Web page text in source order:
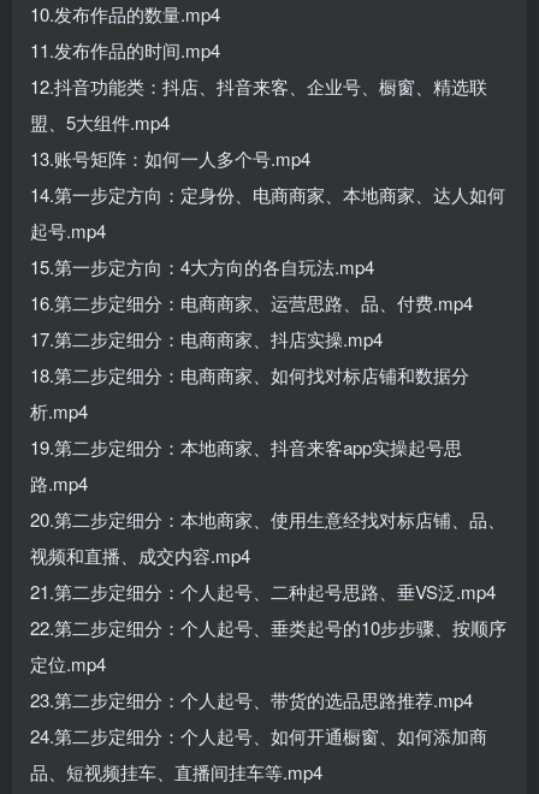
10.发布作品的数量.mp4
11.发布作品的时间.mp4
12.抖音功能类：抖店、抖音来客、企业号、橱窗、精选联
盟、5大组件.mp4
13.账号矩阵：如何一人多个号.mp4
14.第一步定方向：定身份、电商商家、本地商家、达人如何
起号.mp4
15.第一步定方向：4大方向的各自玩法.mp4
16.第二步定细分：电商商家、运营思路、品、付费.mp4
17.第二步定细分：电商商家、抖店实操.mp4
18.第二步定细分：电商商家、如何找对标店铺和数据分
析.mp4
19.第二步定细分：本地商家、抖音来客app实操起号思
路.mp4
20.第二步定细分：本地商家、使用生意经找对标店铺、品、
视频和直播、成交内容.mp4
21.第二步定细分：个人起号、二种起号思路、垂VS泛.mp4
22.第二步定细分：个人起号、垂类起号的10步步骤、按顺序
定位.mp4
23.第二步定细分：个人起号、带货的选品思路推荐.mp4
24.第二步定细分：个人起号、如何开通橱窗、如何添加商
品、短视频挂车、直播间挂车等.mp4